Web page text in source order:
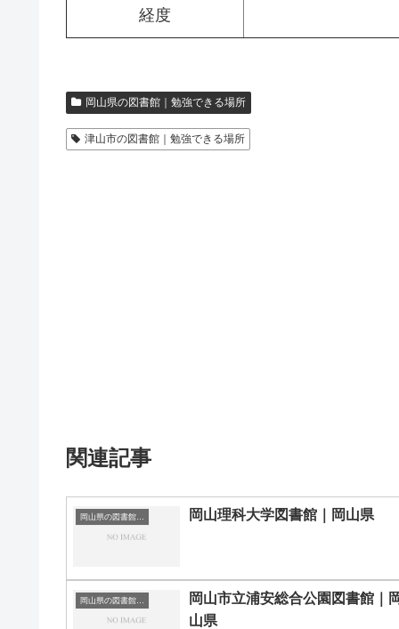
経度
岡山県の図書館｜勉強できる場所
津山市の図書館｜勉強できる場所
関連記事
岡山県の図書館｜勉強できる場所 岡山理科大学図書館｜岡山県
岡山県の図書館｜勉強できる場所
岡山市立浦安総合公園図書館｜
山県